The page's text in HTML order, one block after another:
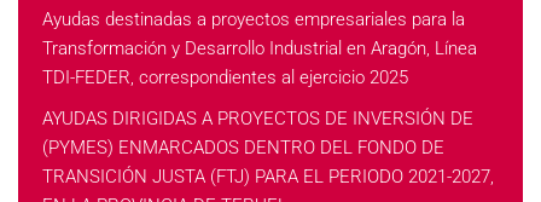
Ayudas destinadas a proyectos empresariales para la
Transformación y Desarrollo Industrial en Aragón, Línea
TDI-FEDER, correspondientes al ejercicio 2025
AYUDAS DIRIGIDAS A PROYECTOS DE INVERSIÓN DE
(PYMES) ENMARCADOS DENTRO DEL FONDO DE
TRANSICIÓN JUSTA (FTJ) PARA EL PERIODO 2021-2027,